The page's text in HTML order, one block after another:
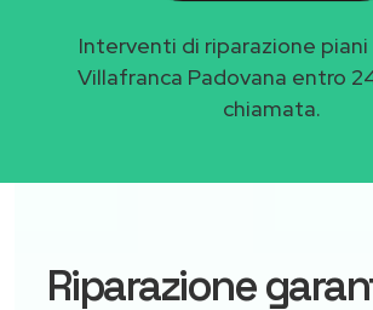
Interventi di riparazione
Villafranca Padovana entro
chiamata.
Riparazione